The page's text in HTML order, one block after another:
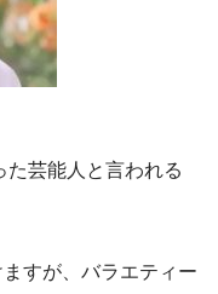
芸能人と言われる
すが、バラエティー